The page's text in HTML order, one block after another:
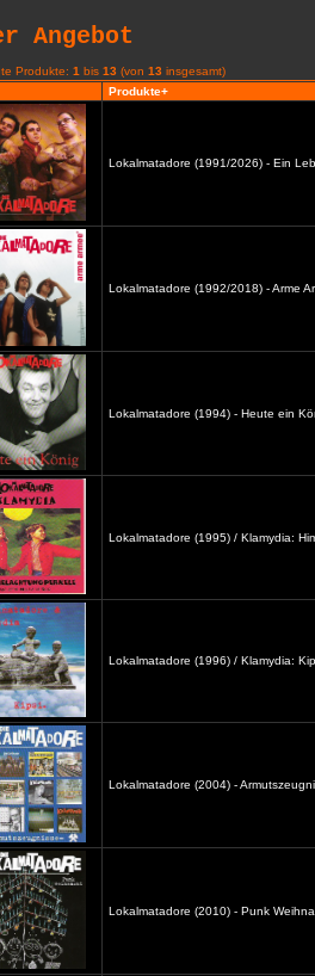
Angebot
Produkte: 1 bis 13 (von 13 insgesamt)
Produkte+
Lokalmatadore (1991/2026) - Ein
Lokalmatadore (1992/2018) - Arme
Lokalmatadore (1994) - Heute ein
Lokalmatadore (1995) / Klamydia:
Lokalmatadore (1996) / Klamydia:
Lokalmatadore (2004) -
Lokalmatadore (2010) - Punk